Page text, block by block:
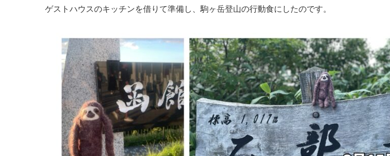
ゲストハウスのキッチンを借りて準備し、駒ヶ岳登山の行動食にしたのです。